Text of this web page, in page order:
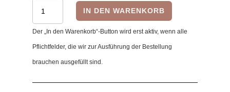
Schlüsselanhänger
mit
Bullterrier
Motiv
Menge
IN DEN WARENKORB
Der „In den Warenkorb“-Button wird erst aktiv, wenn alle
Pflichtfelder, die wir zur Ausführung der Bestellung
brauchen ausgefüllt sind.